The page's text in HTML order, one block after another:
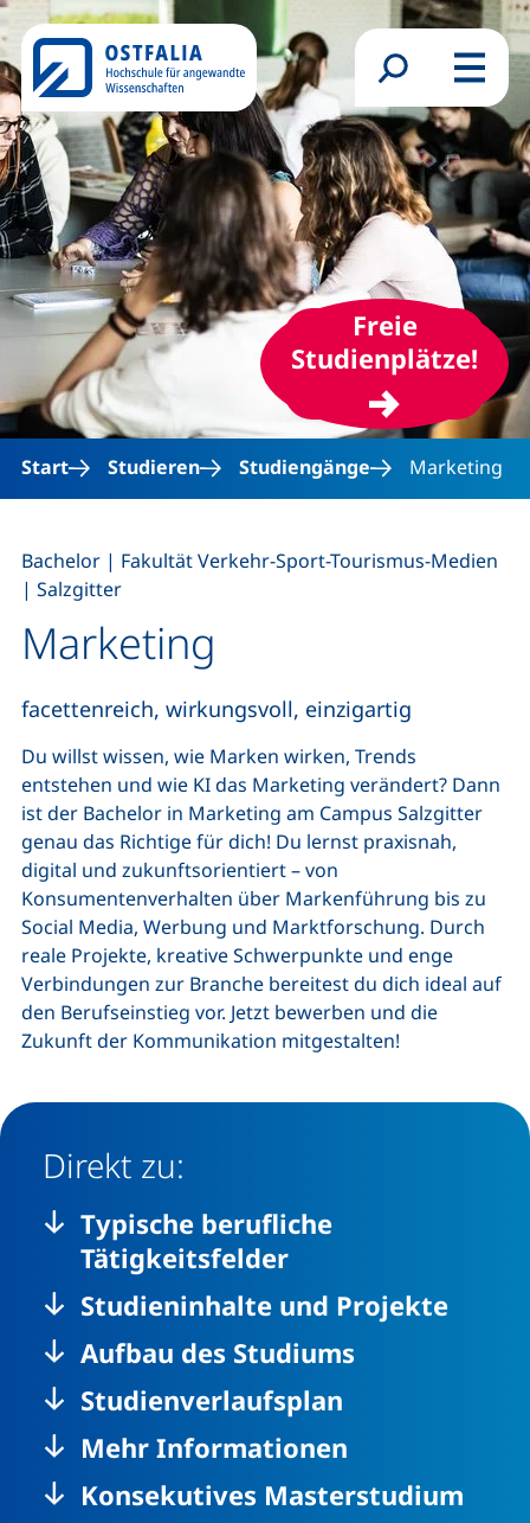
Direkt zum Inhalt
Suchformular
Menü
Freie
Studienplätze!
Start Studieren Studiengänge Marketing
Marketing
Bachelor | Fakultät Verkehr-Sport-Tourismus-Medien
| Salzgitter
facettenreich, wirkungsvoll, einzigartig
Du willst wissen, wie Marken wirken, Trends
entstehen und wie KI das Marketing verändert? Dann
ist der Bachelor in Marketing am Campus Salzgitter
genau das Richtige für dich! Du lernst praxisnah,
digital und zukunftsorientiert – von
Konsumentenverhalten über Markenführung bis zu
Social Media, Werbung und Marktforschung. Durch
reale Projekte, kreative Schwerpunkte und enge
Verbindungen zur Branche bereitest du dich ideal auf
den Berufseinstieg vor. Jetzt bewerben und die
Zukunft der Kommunikation mitgestalten!
Direkt zu:
Typische berufliche
Tätigkeitsfelder
Studieninhalte und Projekte
Aufbau des Studiums
Studienverlaufsplan
Mehr Informationen
Konsekutives Masterstudium